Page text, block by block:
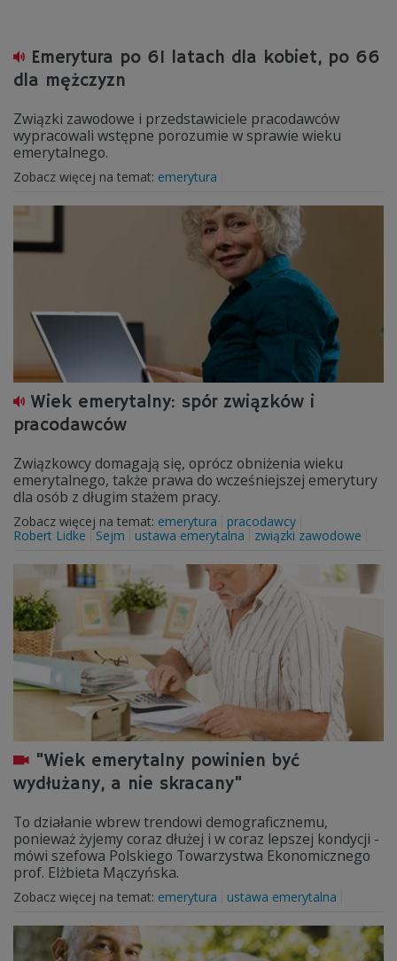
Emerytura po 61 latach dla kobiet, po 66
dla mężczyzn
Związki zawodowe i przedstawiciele pracodawców
wypracowali wstępne porozumie w sprawie wieku
emerytalnego.
Zobacz więcej na temat: emerytura
Wiek emerytalny: spór związków i
pracodawców
Związkowcy domagają się, oprócz obniżenia wieku
emerytalnego, także prawa do wcześniejszej emerytury
dla osób z długim stażem pracy.
Zobacz więcej na temat: emerytura
pracodawcy
Robert Lidke
Sejm ustawa emerytalna związki zawodowe
"Wiek emerytalny powinien być
wydłużany, a nie skracany"
To działanie wbrew trendowi demograficznemu,
ponieważ żyjemy coraz dłużej i w coraz lepszej kondycji -
mówi szefowa Polskiego Towarzystwa Ekonomicznego
prof. Elżbieta Mączyńska.
Zobacz więcej na temat: emerytura ustawa emerytalna